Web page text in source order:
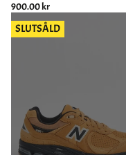
900.00 kr
SLUTSÅLD